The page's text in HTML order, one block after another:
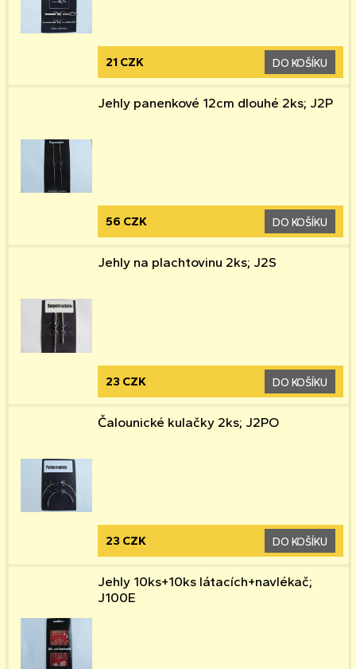
21 CZK DO KOŠÍKU
Jehly panenkové 12cm dlouhé 2ks; J2P
56 CZK DO KOŠÍKU
Jehly na plachtovinu 2ks; J2S
23 CZK DO KOŠÍKU
Čalounické kulačky 2ks; J2PO
23 CZK DO KOŠÍKU
Jehly 10ks+10ks látacích+navlékač;
J100E